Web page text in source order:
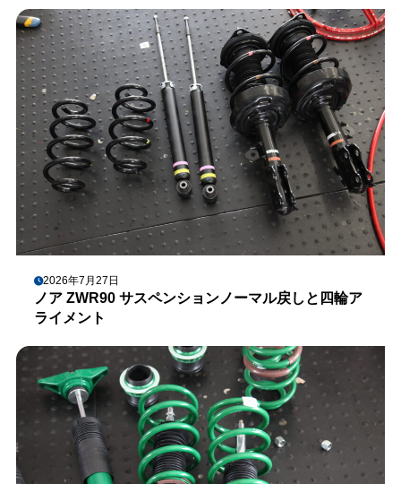
2026年7月27日
ノア ZWR90 サスペンションノーマル戻しと四輪ア
ライメント